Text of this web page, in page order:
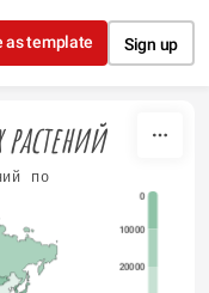
as template Sign up
по
0
10000
20000